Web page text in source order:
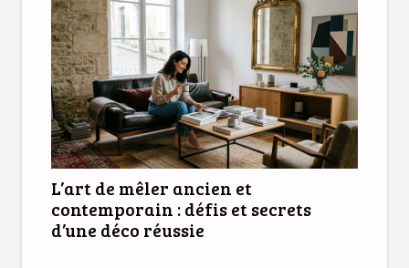
L’art de mêler ancien et
contemporain : défis et secrets
d’une déco réussie